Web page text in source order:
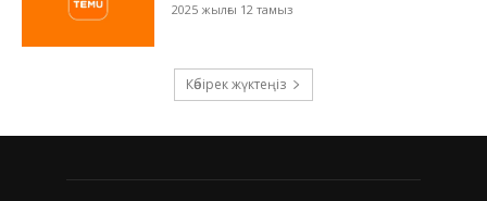
2025 жылғы 12 тамыз
Көбірек жүктеңіз